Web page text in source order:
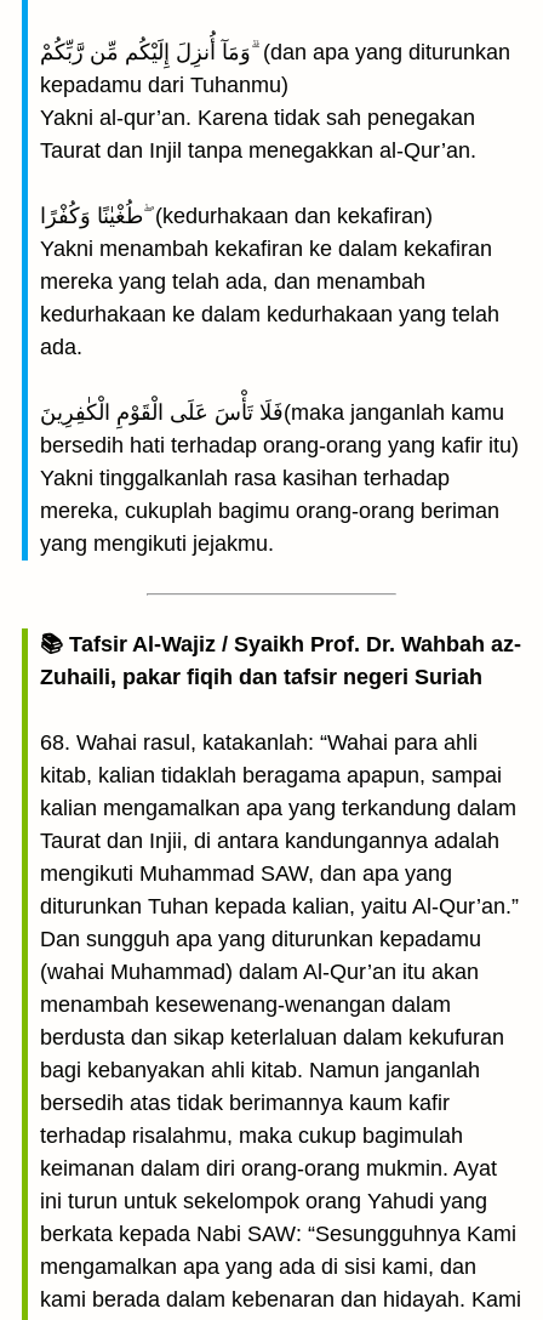
وَمَآ أُنزِلَ إِلَيْكُم مِّن رَّبِّكُمْ ۗ (dan apa yang diturunkan
kepadamu dari Tuhanmu)
Yakni al-qur’an. Karena tidak sah penegakan
Taurat dan Injil tanpa menegakkan al-Qur’an.
طُغْيٰنًا وَكُفْرًا ۖ (kedurhakaan dan kekafiran)
Yakni menambah kekafiran ke dalam kekafiran
mereka yang telah ada, dan menambah
kedurhakaan ke dalam kedurhakaan yang telah
ada.
فَلَا تَأْسَ عَلَى الْقَوْمِ الْكٰفِرِينَ(maka janganlah kamu
bersedih hati terhadap orang-orang yang kafir itu)
Yakni tinggalkanlah rasa kasihan terhadap
mereka, cukuplah bagimu orang-orang beriman
yang mengikuti jejakmu.
📚 Tafsir Al-Wajiz / Syaikh Prof. Dr. Wahbah az-
Zuhaili, pakar fiqih dan tafsir negeri Suriah
68. Wahai rasul, katakanlah: “Wahai para ahli
kitab, kalian tidaklah beragama apapun, sampai
kalian mengamalkan apa yang terkandung dalam
Taurat dan Injii, di antara kandungannya adalah
mengikuti Muhammad SAW, dan apa yang
diturunkan Tuhan kepada kalian, yaitu Al-Qur’an.”
Dan sungguh apa yang diturunkan kepadamu
(wahai Muhammad) dalam Al-Qur’an itu akan
menambah kesewenang-wenangan dalam
berdusta dan sikap keterlaluan dalam kekufuran
bagi kebanyakan ahli kitab. Namun janganlah
bersedih atas tidak berimannya kaum kafir
terhadap risalahmu, maka cukup bagimulah
keimanan dalam diri orang-orang mukmin. Ayat
ini turun untuk sekelompok orang Yahudi yang
berkata kepada Nabi SAW: “Sesungguhnya Kami
mengamalkan apa yang ada di sisi kami, dan
kami berada dalam kebenaran dan hidayah. Kami